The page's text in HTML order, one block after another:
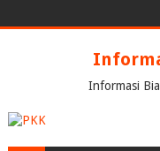
Informasi